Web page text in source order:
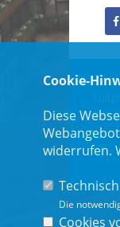
Cookie-
Diese
widerrufen.
Die
Cookies